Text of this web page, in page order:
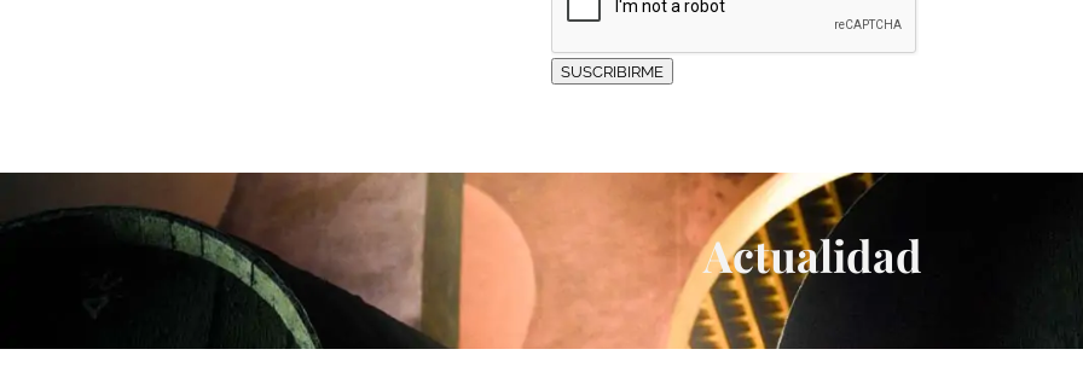
SUSCRIBIRME
Actualidad